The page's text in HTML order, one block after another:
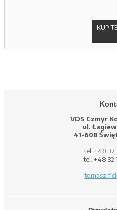
KUP
VDS Czmyr
ul.
41-608
tel. +48 32
tel. +48 32